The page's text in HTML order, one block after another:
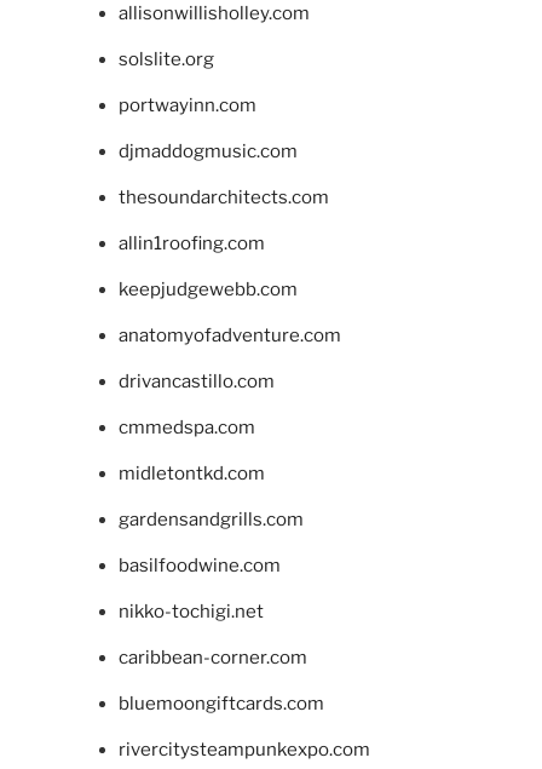
allisonwillisholley.com
solslite.org
portwayinn.com
djmaddogmusic.com
thesoundarchitects.com
allin1roofing.com
keepjudgewebb.com
anatomyofadventure.com
drivancastillo.com
cmmedspa.com
midletontkd.com
gardensandgrills.com
basilfoodwine.com
nikko-tochigi.net
caribbean-corner.com
bluemoongiftcards.com
rivercitysteampunkexpo.com